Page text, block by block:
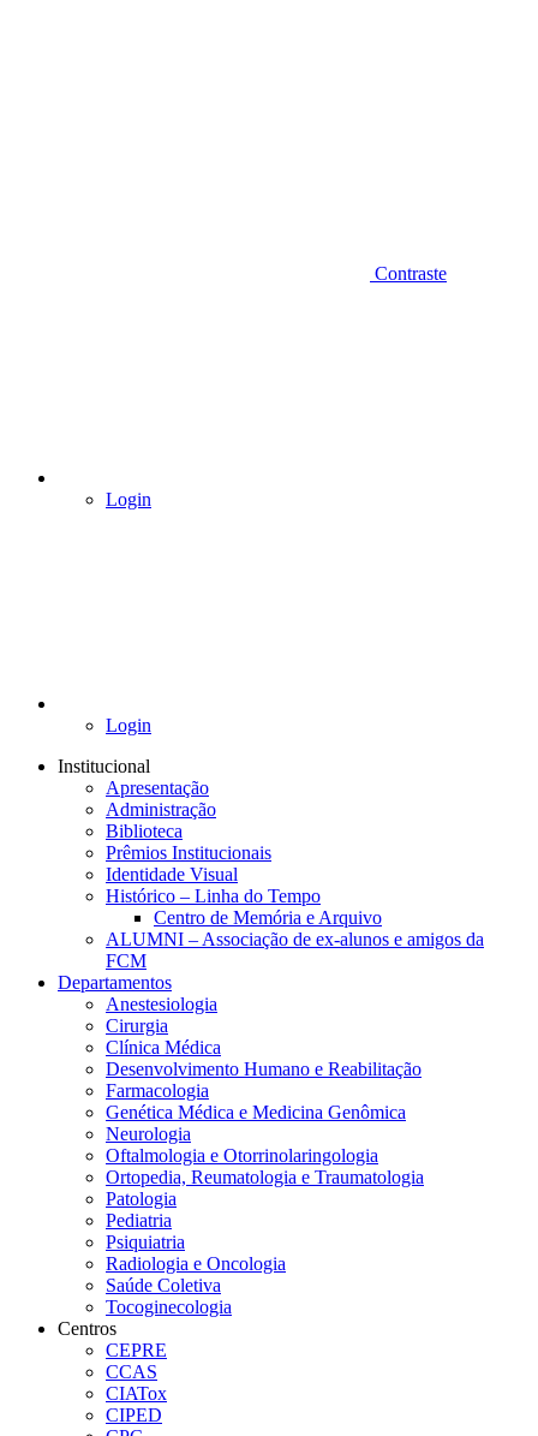
Contraste
Login
Login
Institucional
Apresentação
Administração
Biblioteca
Prêmios Institucionais
Identidade Visual
Histórico – Linha do Tempo
Centro de Memória e Arquivo
ALUMNI – Associação de ex-alunos e amigos da
FCM
Departamentos
Anestesiologia
Cirurgia
Clínica Médica
Desenvolvimento Humano e Reabilitação
Farmacologia
Genética Médica e Medicina Genômica
Neurologia
Oftalmologia e Otorrinolaringologia
Ortopedia, Reumatologia e Traumatologia
Patologia
Pediatria
Psiquiatria
Radiologia e Oncologia
Saúde Coletiva
Tocoginecologia
Centros
CEPRE
CCAS
CIATox
CIPED